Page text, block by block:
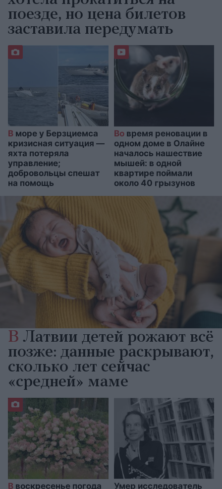
поезде, но цена билетов
заставила передумать
В море у Берзциемса
кризисная ситуация —
яхта потеряла
управление;
добровольцы спешат
на помощь
Вовремя реновации в
одном доме в Олайне
началось нашествие
мышей: в одной
квартире поймали
около 40 грызунов
В Латвии детей рожают всё
позже: данные раскрывают,
сколько лет сейчас
«средней» маме
В воскресенье погода
Умер исследователь